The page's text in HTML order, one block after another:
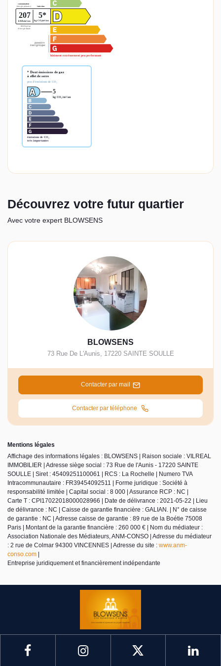
Découvrez votre futur quartier
Avec votre expert BLOWSENS
BLOWSENS
73 Rue De L'Aunis, 17220 SAINTE SOULLE
Contacter par mail
Contacter par téléphone
Mentions légales
Affichage des informations légales : BLOWSENS | Raison sociale : VILREAL
IMMOBILIER | Adresse siège social : 73 Rue de l'Aunis - 17220 SAINTE
SOULLE | Siret : 45409251100061 | RCS : La Rochelle | Numero TVA
Intracommunautaire : FR39454092511 | Forme juridique : Société à
responsabilité limitée | Capital social : 8 000 | Assurance RCP : NC |
Carte T : CPI17022018000028966 | Date de délivrance : 2021-05-22 | Lieu
de délivrance : NC | Caisse de garantie financière : GALIAN. | N° de caisse
de garantie : NC | Adresse caisse de garantie : 89 rue de la Boétie 75008
Paris | Montant de la garantie financière : 260 000 € | Nom du médiateur :
Association Nationale des Médiateurs, ANM-CONSO | Adresse du médiateur
: 2 rue de Colmar 94300 VINCENNES | Adresse du site : www.anm-
conso.com
Entreprise juridiquement et financièrement indépendante